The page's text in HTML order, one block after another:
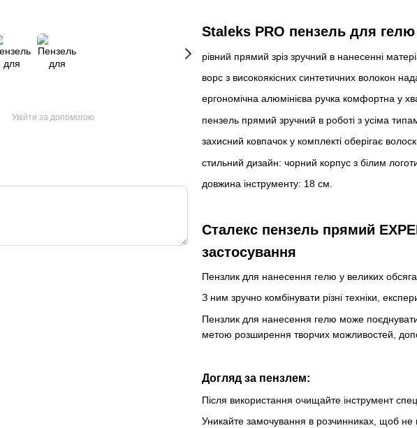
Увійти за допомогою
Staleks PRO пензель для
рівний прямий зріз зручний в нанесенні
ворс з високоякісних синтетичних волокон
ергономічна алюмінієва ручка комфортна у
пензель прямий зручний в роботі з усіма
захисний ковпачок у комплекті оберігає
стильний дизайн: чорний корпус з білим
довжина інструменту: 18 см.
Сталекс пензель прямий
застосування
Пензлик для нанесення гелю у великих
З ним зручно комбінувати різні техніки,
Пензлик для нанесення гелю може
метою розширення творчих можливостей,
Догляд за пензлем:
Після використання очищайте інструмент
Уникайте замочування в розчинниках, щоб не